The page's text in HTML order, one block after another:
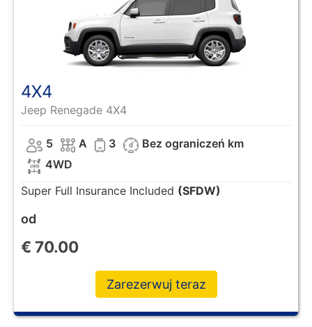
4X4
Jeep Renegade 4X4
5 A 3
Bez ograniczeń km
4WD
Super Full Insurance Included (SFDW)
od
€ 70.00
Zarezerwuj teraz